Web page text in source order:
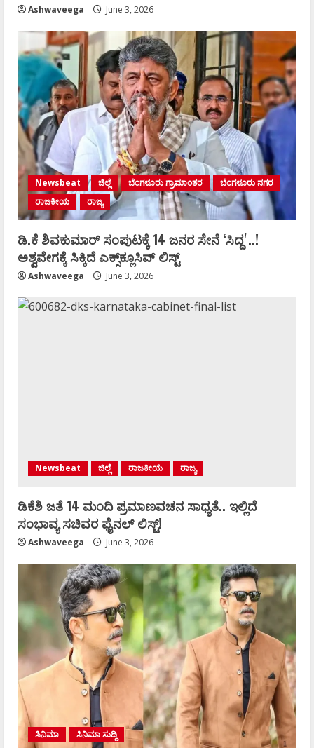
Ashwaveega June 3, 2026
Newsbeat ಜಿಲ್ಲೆ ಬೆಂಗಳೂರು ಗ್ರಾಮಾಂತರ
ಬೆಂಗಳೂರು ನಗರ
ರಾಜಕೀಯ
ರಾಜ್ಯ
ಡಿ.ಕೆ ಶಿವಕುಮಾರ್‌ ಸಂಪುಟಕ್ಕೆ 14 ಜನರ ಸೇನೆ ʻಸಿದ್ದʼ..!
ಅಶ್ವವೇಗಕ್ಕೆ ಸಿಕ್ಕಿದೆ ಎಕ್ಸ್‌ಕ್ಲೂಸಿವ್‌ ಲಿಸ್ಟ್‌
Ashwaveega June 3, 2026
Newsbeat ಜಿಲ್ಲೆ ರಾಜಕೀಯ ರಾಜ್ಯ
ಡಿಕೆಶಿ ಜತೆ 14 ಮಂದಿ ಪ್ರಮಾಣವಚನ ಸಾಧ್ಯತೆ.. ಇಲ್ಲಿದೆ
ಸಂಭಾವ್ಯ ಸಚಿವರ ಫೈನಲ್ ಲಿಸ್ಟ್‌!
Ashwaveega June 3, 2026
ಸಿನಿಮಾ ಸಿನಿಮಾ ಸುದ್ದಿ